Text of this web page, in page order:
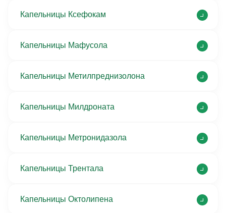
Капельницы Ксефокам
Капельницы Мафусола
Капельницы Метилпреднизолона
Капельницы Милдроната
Капельницы Метронидазола
Капельницы Трентала
Капельницы Октолипена